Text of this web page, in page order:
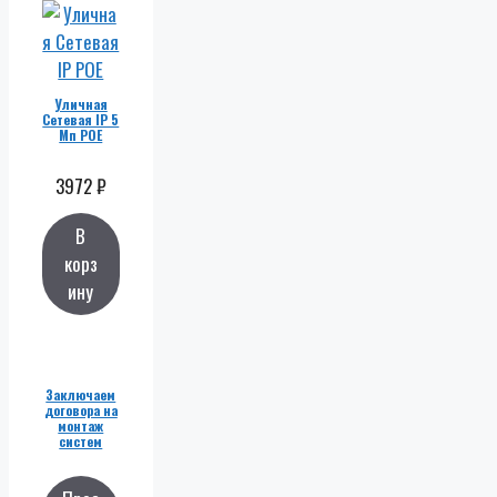
Уличная
Сетевая IP 5
Мп POE
3972₽
В
корз
ину
Заключаем
договора на
монтаж
систем
дения по
заявкам от